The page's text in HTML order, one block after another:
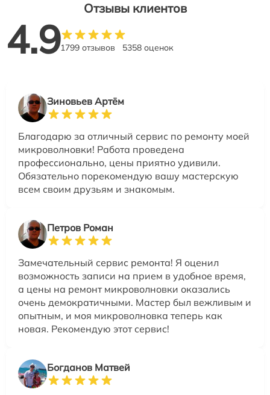
Отзывы клиентов
4.91799 отзывов 5358 оценок
Зиновьев Артём
Благодарю за отличный сервис по ремонту моей
микроволновки! Работа проведена
профессионально, цены приятно удивили.
Обязательно порекомендую вашу мастерскую
всем своим друзьям и знакомым.
Петров Роман
Замечательный сервис ремонта! Я оценил
возможность записи на прием в удобное время,
а цены на ремонт микроволновки оказались
очень демократичными. Мастер был вежливым и
опытным, и моя микроволновка теперь как
новая. Рекомендую этот сервис!
Богданов Матвей